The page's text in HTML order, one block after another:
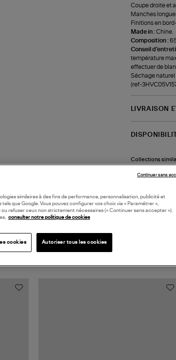
Coupe droite et
Manches
Finitions en
Made in :Chine.
Composition :
Conseil
température
effectuer de
Séchage naturel
(ref-
LIVRAISON
Collections
similaires à des fins de performance, personnalisation, publicité et
que Google. Vous pouvez configurer vos choix via « Paramétrer »,
ou refuser ceux non strictement nécessaires (« Continuer sans accepter »).
consulter notre politique de cookies
cookies Autoriser tous les cookies
Continuer sans